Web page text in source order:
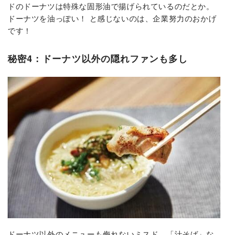
ドのドーナツは特殊な固形油で揚げられているのだとか。
ドーナツを油っぽい！ と感じないのは、企業努力のおかげ
です！
秘密4：ドーナツ以外の隠れファンも多し